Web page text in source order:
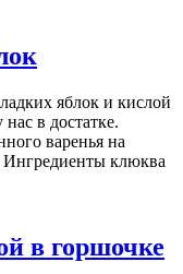
яблок и кислой
в достатке.
варенья на
Ингредиенты клюква
в горшочке